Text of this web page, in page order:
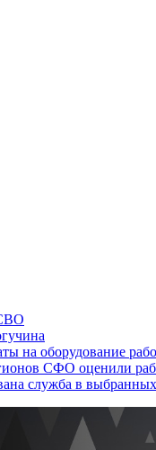
на оборудование
СФО оценили
служба в